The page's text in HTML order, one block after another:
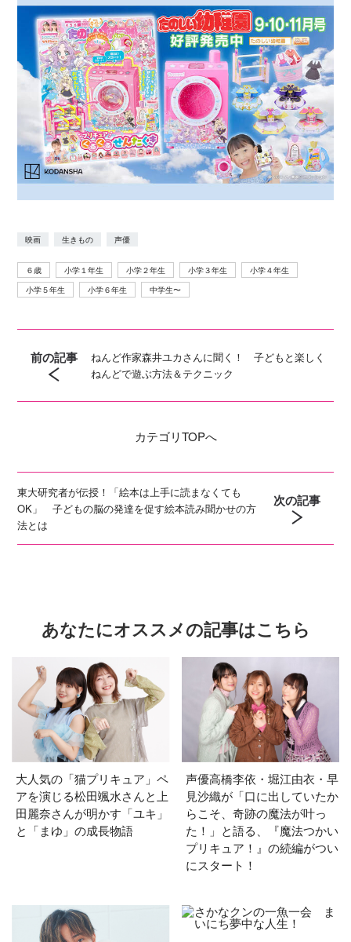
映画 生きもの 声優
６歳 小学１年生 小学２年生 小学３年生
小学４年生
小学５年生
小学６年生 中学生〜
前の記事
ねんど作家森井ユカさんに聞く！ 子どもと楽しく
ねんどで遊ぶ方法＆テクニック
カテゴリTOPへ
東大研究者が伝授！「絵本は上手に読まなくても
OK」 子どもの脳の発達を促す絵本読み聞かせの方
法とは
次の記事
あなたにオススメの記事はこちら
大人気の「猫プリキュア」ペ
アを演じる松田颯水さんと上
田麗奈さんが明かす「ユキ」
と「まゆ」の成長物語
声優高橋李依・堀江由衣・早
見沙織が「口に出していたか
らこそ、奇跡の魔法が叶っ
た！」と語る、『魔法つかい
プリキュア！』の続編がつい
にスタート！